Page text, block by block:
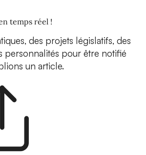
temps réel !
des projets législatifs, des
personnalités pour être notifié
un article.